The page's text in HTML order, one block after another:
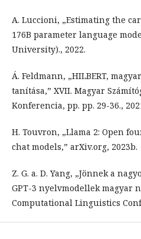
A. Luccioni, „Estimating the
176B parameter language
University)., 2022.
Á. Feldmann, „HILBERT,
tanítása,” XVII. Magyar
Konferencia, pp. pp. 29-36.,
H. Touvron, „Llama 2: Open
chat models,” arXiv.org, 2023b.
Z. G. a. D. Yang, „Jönnek a
GPT-3 nyelvmodellek magyar
Computational Linguistics